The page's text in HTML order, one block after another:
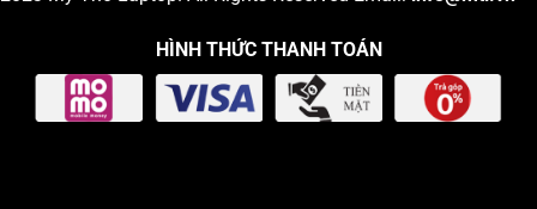
HÌNH THỨC THANH TOÁN